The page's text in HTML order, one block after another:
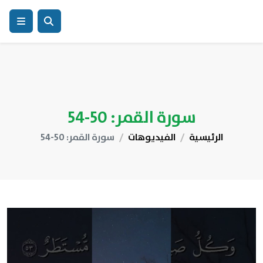
سورة القمر: 50-54
الرئيسية الفيديوهات سورة القمر: 50-54